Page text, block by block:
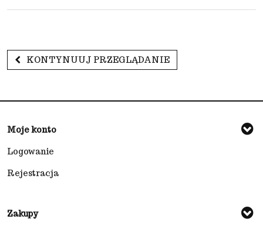
KONTYNUUJ PRZEGLĄDANIE
Moje konto
Logowanie
Rejestracja
Zakupy